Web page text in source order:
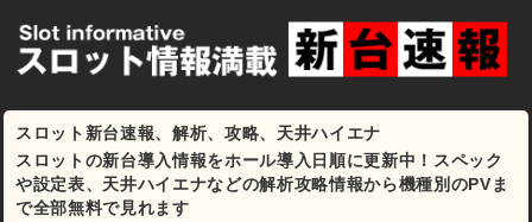
スロット新台速報、解析、攻略、天井ハイエナ
スロットの新台導入情報をホール導入日順に更新中！スペック
や設定表、天井ハイエナなどの解析攻略情報から機種別のPVま
で全部無料で見れます